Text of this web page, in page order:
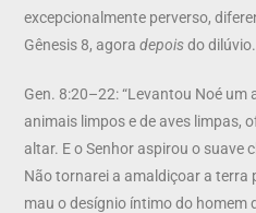
excepcionalmente perverso,
Gênesis 8, agoradepoisdo
Gen. 8:20–22: “Levantou Noé
animais limpos e de aves limpas,
altar. E o Senhor aspirou o suave
Não tornarei a amaldiçoar a terra
mau o desígnio íntimo do homem